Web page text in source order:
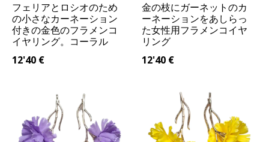
フェリアとロシオのため
の小さなカーネーション
付きの金色のフラメンコ
イヤリング。コーラル
12'40 €
金の枝にガーネットのカ
ーネーションをあしらっ
た女性用フラメンコイヤ
リング
12'40 €